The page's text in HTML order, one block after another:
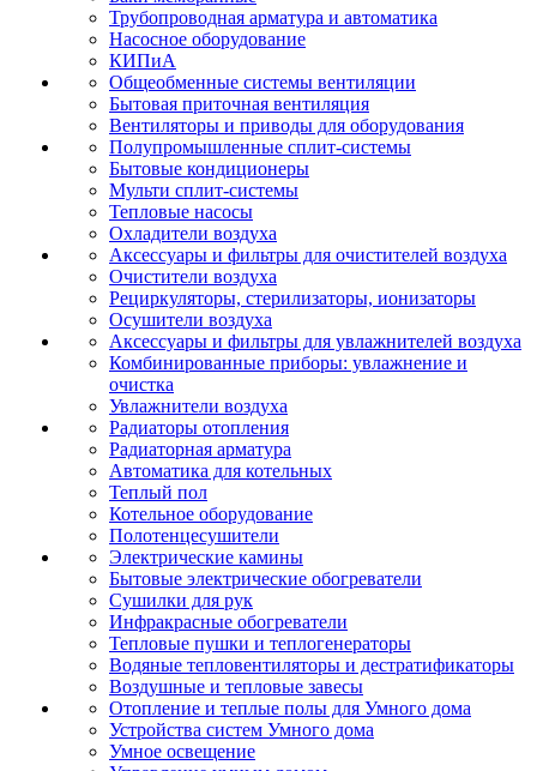
Трубопроводная арматура и автоматика
Насосное оборудование
КИПиА
Общеобменные системы вентиляции
Бытовая приточная вентиляция
Вентиляторы и приводы для оборудования
Полупромышленные сплит-системы
Бытовые кондиционеры
Мульти сплит-системы
Тепловые насосы
Охладители воздуха
Аксессуары и фильтры для очистителей воздуха
Очистители воздуха
Рециркуляторы, стерилизаторы, ионизаторы
Осушители воздуха
Аксессуары и фильтры для увлажнителей воздуха
Комбинированные приборы: увлажнение и
очистка
Увлажнители воздуха
Радиаторы отопления
Радиаторная арматура
Автоматика для котельных
Теплый пол
Котельное оборудование
Полотенцесушители
Электрические камины
Бытовые электрические обогреватели
Сушилки для рук
Инфракрасные обогреватели
Тепловые пушки и теплогенераторы
Водяные тепловентиляторы и дестратификаторы
Воздушные и тепловые завесы
Отопление и теплые полы для Умного дома
Устройства систем Умного дома
Умное освещение